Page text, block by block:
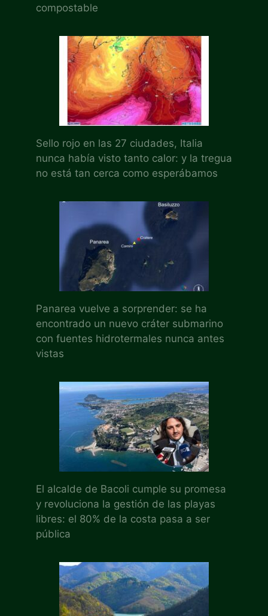
compostable
Sello rojo en las 27 ciudades, Italia
nunca había visto tanto calor: y la tregua
no está tan cerca como esperábamos
Panarea vuelve a sorprender: se ha
encontrado un nuevo cráter submarino
con fuentes hidrotermales nunca antes
vistas
El alcalde de Bacoli cumple su promesa
y revoluciona la gestión de las playas
libres: el 80% de la costa pasa a ser
pública